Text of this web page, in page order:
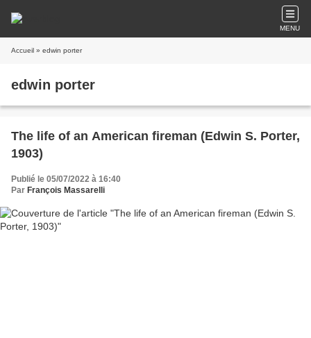
MENU
Accueil » edwin porter
edwin porter
The life of an American fireman (Edwin S. Porter,
1903)
Publié le 05/07/2022 à 16:40
Par François Massarelli